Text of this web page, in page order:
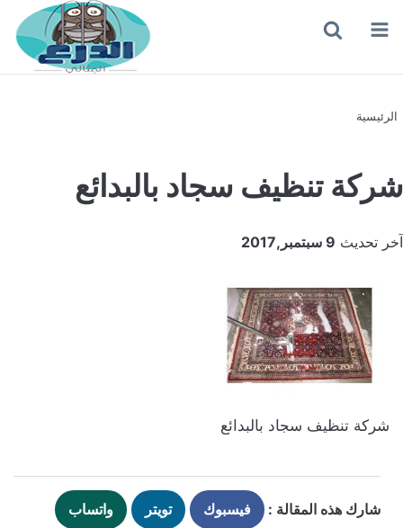
القائمة
الرئيسية
شركة تنظيف سجاد بالبدائع
آخر تحديث 9 سبتمبر,2017
شركة تنظيف سجاد بالبدائع
شارك هذه المقالة : فيسبوك تويتر واتساب